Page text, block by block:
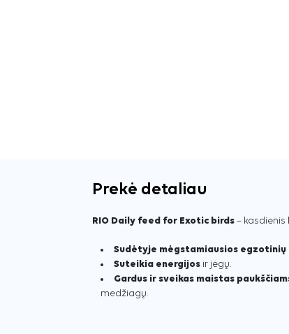
Prekė detaliau
RIO Daily feed for Exotic birds –
Sudėtyje mėgstamiausios egzotinių
Suteikia energijos ir jėgų.
Gardus ir sveikas maistas
medžiagų.